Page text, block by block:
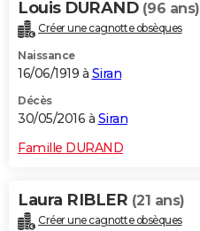
Louis DURAND (96 ans)
Créer une cagnotte obsèques
Naissance
16/06/1919 à Siran
Décès
30/05/2016 à Siran
Famille DURAND
Laura RIBLER (21 ans)
Créer une cagnotte obsèques